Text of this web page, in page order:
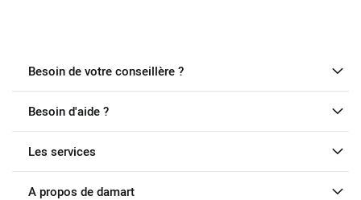
Besoin de votre conseillère ?
Besoin d'aide ?
Les services
A propos de damart